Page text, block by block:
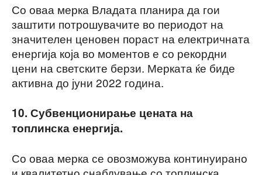
Со оваа мерка Владата планира да гои
заштити потрошувачите во периодот на
значителен ценовен пораст на електричната
енергија која во моментов е со рекордни
цени на светските берзи. Мерката ќе биде
активна до јуни 2022 година.
10. Субвенционирање цената на
топлинска енергија.
Со оваа мерка се овозможува континуирано